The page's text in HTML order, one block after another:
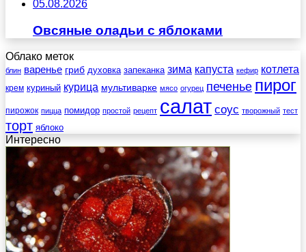
05.08.2026
Овсяные оладьи с яблоками
Облако меток
блин варенье гриб духовка запеканка зима капуста кефир котлета
крем куриный курица мультиварке мясо огурец печенье пирог
пирожок пицца помидор простой рецепт салат соус творожный тест
торт яблоко
Интересно